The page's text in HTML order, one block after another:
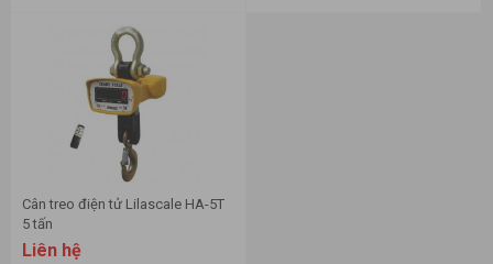
Cân treo điện tử Lilascale HA-5T
5 tấn
Liên hệ